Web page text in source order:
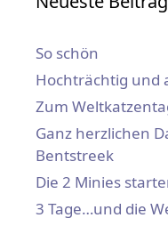
So schön
Hochträchtig und
Zum
Ganz herzlichen
Bentstreek
Die 2 Minies
3 Tage…und die